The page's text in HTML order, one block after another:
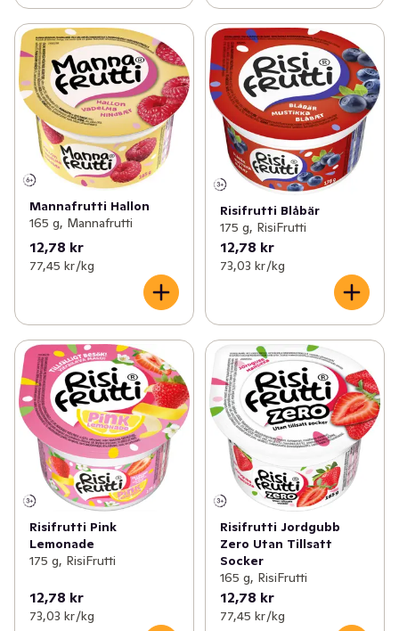
Mannafrutti Hallon
165 g, Mannafrutti
12,78 kr
77,45 kr /kg
Risifrutti Blåbär
175 g, RisiFrutti
12,78 kr
73,03 kr /kg
Risifrutti Pink
Lemonade
175 g, RisiFrutti
12,78 kr
73,03 kr /kg
Risifrutti Jordgubb
Zero Utan Tillsatt
Socker
165 g, RisiFrutti
12,78 kr
77,45 kr /kg